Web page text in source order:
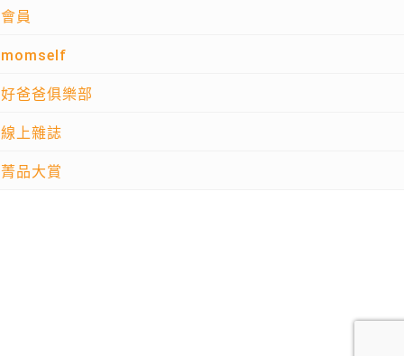
會員
momself
好爸爸俱樂部
線上雜誌
菁品大賞